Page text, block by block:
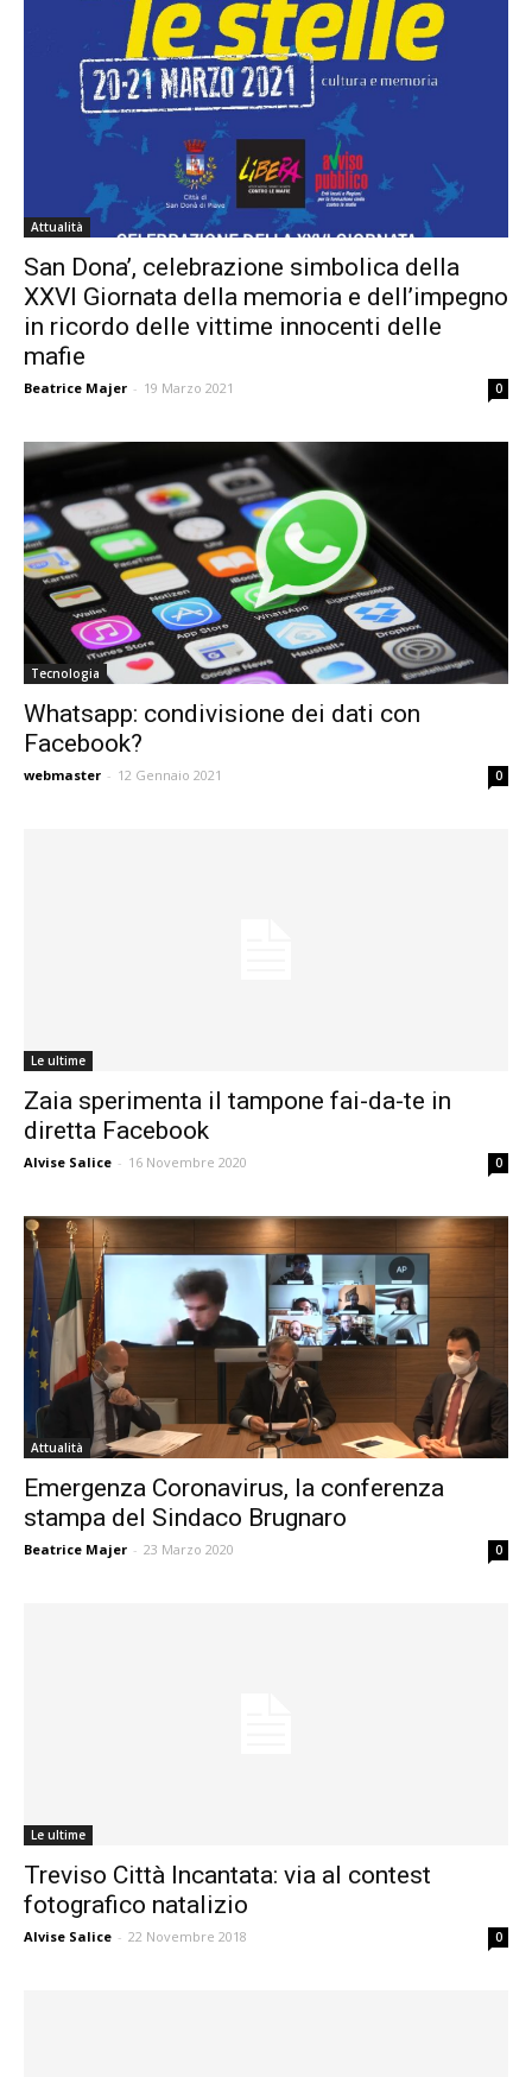
Attualità
San Dona’, celebrazione simbolica della
XXVI Giornata della memoria e dell’impegno
in ricordo delle vittime innocenti delle
mafie
Beatrice Majer - 19 Marzo 2021 0
Tecnologia
Whatsapp: condivisione dei dati con
Facebook?
webmaster - 12 Gennaio 2021 0
Le ultime
Zaia sperimenta il tampone fai-da-te in
diretta Facebook
Alvise Salice - 16 Novembre 2020 0
Attualità
Emergenza Coronavirus, la conferenza
stampa del Sindaco Brugnaro
Beatrice Majer - 23 Marzo 2020 0
Le ultime
Treviso Città Incantata: via al contest
fotografico natalizio
Alvise Salice - 22 Novembre 2018 0